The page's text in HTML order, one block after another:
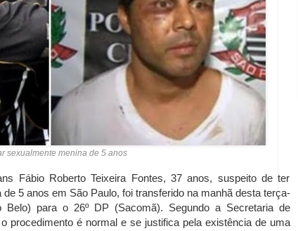
sexualmente menina de 5 anos
Fábio Roberto Teixeira Fontes, 37 anos, suspeito de ter
5 anos em São Paulo, foi transferido na manhã desta terça-
Belo) para o 26º DP (Sacomã). Segundo a Secretaria de
procedimento é normal e se justifica pela existência de uma